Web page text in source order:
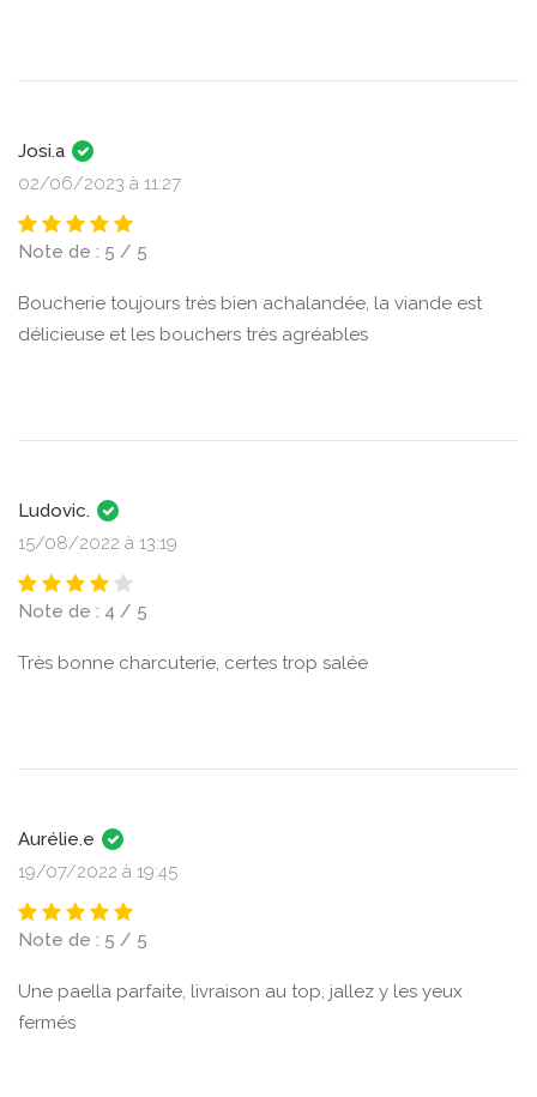
Josi.a
02/06/2023 à 11:27
Note de : 5 / 5
Boucherie toujours très bien achalandée, la viande est
délicieuse et les bouchers très agréables
Ludovic.
15/08/2022 à 13:19
Note de : 4 / 5
Très bonne charcuterie, certes trop salée
Aurélie.e
19/07/2022 à 19:45
Note de : 5 / 5
Une paella parfaite, livraison au top, jallez y les yeux
fermés